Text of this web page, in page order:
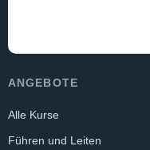
ANGEBOTE
Alle Kurse
Führen und Leiten